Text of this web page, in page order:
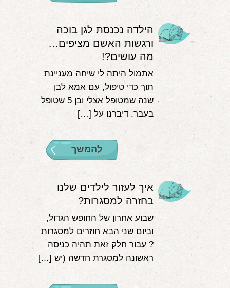
הילדה נכנסת לגן בוכה
ורגשות האשם מציפים…
מה עושים?!
אתמול היתה לי שיחה מעניינת
תוך כדי טיפול, עם אמא לבן
שנה שמטופל אצלי ובן 5 שטופל
בעבר. דיברנו על […]
להמשך
איך לעזור לילדים שלנו
בחזרה למסגרות?
שבוע אחרון של החופש הגדול,
וביום שני הבא חוזרים למסגרות
? עבור חלק זאת תהיה כניסה
ראשונה למסגרת חדשה (יש […]